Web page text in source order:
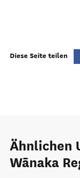
Diese Seite teilen
Ähnlichen
Wānaka